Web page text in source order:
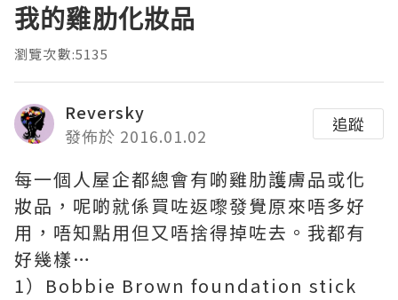
我的雞肋化妝品
瀏覽次數:5135
Reversky
發佈於 2016.01.02
追蹤
每一個人屋企都總會有啲雞肋護膚品或化
妝品，呢啲就係買咗返嚟發覺原來唔多好
用，唔知點用但又唔捨得掉咗去。我都有
好幾樣…
1）Bobbie Brown foundation stick